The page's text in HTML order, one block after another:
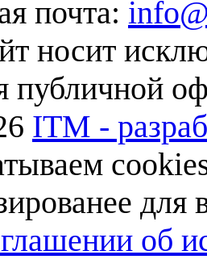
почта:
носит
публичной
ITM -
об